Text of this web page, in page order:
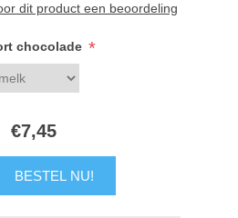
dit product een beoordeling
chocolade *
€7,45